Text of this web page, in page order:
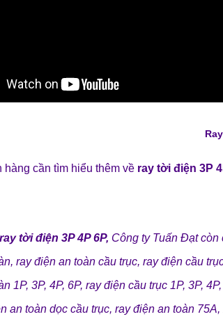
hàng cần tìm hiểu thêm về ray tời điện 3P
ray tời điện 3P 4P 6P, Công ty Tuấn Đạtcòn
, ray điện an toàn cầu trục, ray điện cầu
1P, 3P, 4P, 6P, ray điện cầu trục 1P, 3P,
an toàn dọc cầu trục, ray điện an toàn 75A,